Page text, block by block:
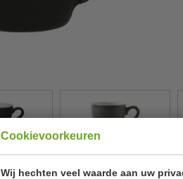
Cookievoorkeuren
Wij hechten veel waarde aan uw